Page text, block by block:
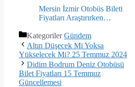
Mersin İzmir Otobüs Bileti
Fiyatları Araştırırken…
KategorilerGündem
Altın Düşecek Mi Yoksa
Yükselecek Mi? 25 Temmuz 2024
Didim Bodrum Deniz Otobüsü
Bilet Fiyatları 15 Temmuz
Güncellemesi